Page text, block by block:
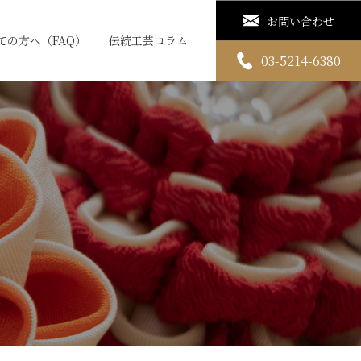
の方へ（FAQ） 伝統工芸コラム
お問い合わせ
03-5214-6380